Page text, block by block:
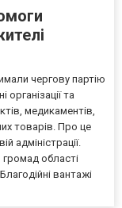
чергову партію
та
медикаментів,
товарів. Про це
адміністрації.
області
вантажі